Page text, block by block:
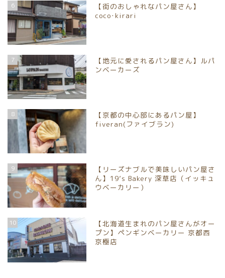
6
【街のおしゃれなパン屋さん】
coco･kirari
7
【地元に愛されるパン屋さん】ルパ
ンベーカーズ
8
【京都の中心部にあるパン屋】
fiveran(ファイブラン)
9
【リーズナブルで美味しいパン屋さ
ん】19’s Bakery 深草店（イッキュ
ウベーカリー）
10
【北海道生まれのパン屋さんがオー
プン】ペンギンベーカリー 京都西
京極店
パンイベント情報